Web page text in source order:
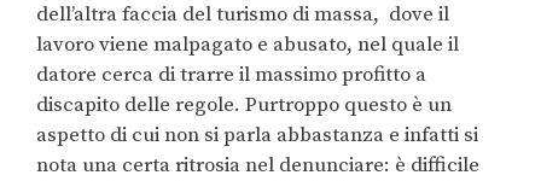
dell’altra faccia del turismo di massa, dove il
lavoro viene malpagato e abusato, nel quale il
datore cerca di trarre il massimo profitto a
discapito delle regole. Purtroppo questo è un
aspetto di cui non si parla abbastanza e infatti si
nota una certa ritrosia nel denunciare: è difficile